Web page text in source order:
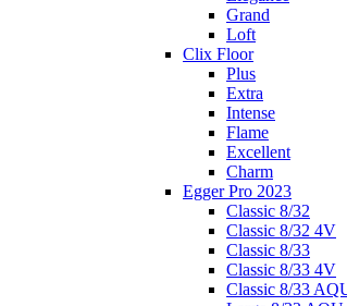
Grand
Loft
Clix Floor
Plus
Extra
Intense
Flame
Excellent
Charm
Egger Pro 2023
Classic 8/32
Classic 8/32 4V
Classic 8/33
Classic 8/33 4V
Classic 8/33